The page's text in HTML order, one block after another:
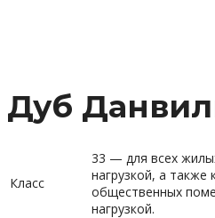
Дуб
Класс
33 — для всех
нагрузкой, а также
общественных
нагрузкой.